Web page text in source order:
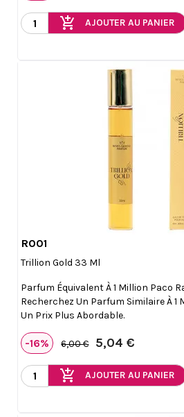
add_shopping_cart AJOUTER AU PANIER
R001
Trillion Gold 33 Ml
Parfum Équivalent À 1 Million Paco
Recherchez Un Parfum Similaire À 1
Un Prix Plus Abordable.
-16% 6,00 € 5,04 €
add_shopping_cart AJOUTER AU PANIER